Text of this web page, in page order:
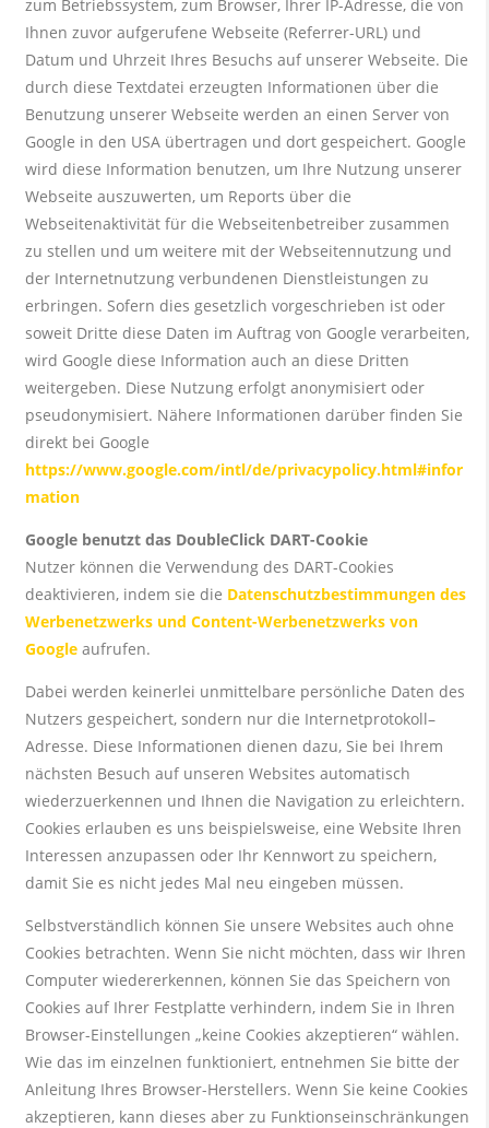
zum Betriebssystem, zum Browser, Ihrer IP-Adresse, die von
Ihnen zuvor aufgerufene Webseite (Referrer-URL) und
Datum und Uhrzeit Ihres Besuchs auf unserer Webseite. Die
durch diese Textdatei erzeugten Informationen über die
Benutzung unserer Webseite werden an einen Server von
Google in den USA übertragen und dort gespeichert. Google
wird diese Information benutzen, um Ihre Nutzung unserer
Webseite auszuwerten, um Reports über die
Webseitenaktivität für die Webseitenbetreiber zusammen
zu stellen und um weitere mit der Webseitennutzung und
der Internetnutzung verbundenen Dienstleistungen zu
erbringen. Sofern dies gesetzlich vorgeschrieben ist oder
soweit Dritte diese Daten im Auftrag von Google verarbeiten,
wird Google diese Information auch an diese Dritten
weitergeben. Diese Nutzung erfolgt anonymisiert oder
pseudonymisiert. Nähere Informationen darüber finden Sie
direkt bei Google
https://www.google.com/intl/de/privacypolicy.html#infor
mation
Google benutzt das DoubleClick DART-Cookie
Nutzer können die Verwendung des DART-Cookies
deaktivieren, indem sie die Datenschutzbestimmungen des
Werbenetzwerks und Content-Werbenetzwerks von
Google aufrufen.
Dabei werden keinerlei unmittelbare persönliche Daten des
Nutzers gespeichert, sondern nur die Internetprotokoll–
Adresse. Diese Informationen dienen dazu, Sie bei Ihrem
nächsten Besuch auf unseren Websites automatisch
wiederzuerkennen und Ihnen die Navigation zu erleichtern.
Cookies erlauben es uns beispielsweise, eine Website Ihren
Interessen anzupassen oder Ihr Kennwort zu speichern,
damit Sie es nicht jedes Mal neu eingeben müssen.
Selbstverständlich können Sie unsere Websites auch ohne
Cookies betrachten. Wenn Sie nicht möchten, dass wir Ihren
Computer wiedererkennen, können Sie das Speichern von
Cookies auf Ihrer Festplatte verhindern, indem Sie in Ihren
Browser-Einstellungen „keine Cookies akzeptieren“ wählen.
Wie das im einzelnen funktioniert, entnehmen Sie bitte der
Anleitung Ihres Browser-Herstellers. Wenn Sie keine Cookies
akzeptieren, kann dieses aber zu Funktionseinschränkungen